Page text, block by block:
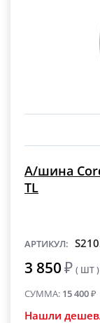
А/шина
TL
АРТИКУЛ:
3 850₽ ( ШТ )
СУММА: 15 400₽
Нашли